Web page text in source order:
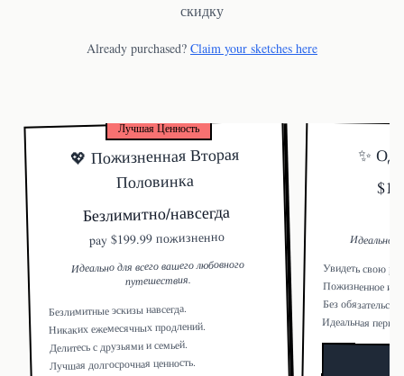
скидку
Already purchased? Claim your sketches here
Лучшая Ценность
💖 Пожизненная Вторая
Половинка
Безлимитно/навсегда
pay $199.99 пожизненно
Идеально для всего вашего любовного
путешествия.
Безлимитные эскизы навсегда.
Никаких ежемесячных продлений.
Делитесь с друзьями и семьей.
Лучшая долгосрочная ценность.
✨
Идеально
Увидеть свою
Пожизненное
Без обязательств.
Идеальная